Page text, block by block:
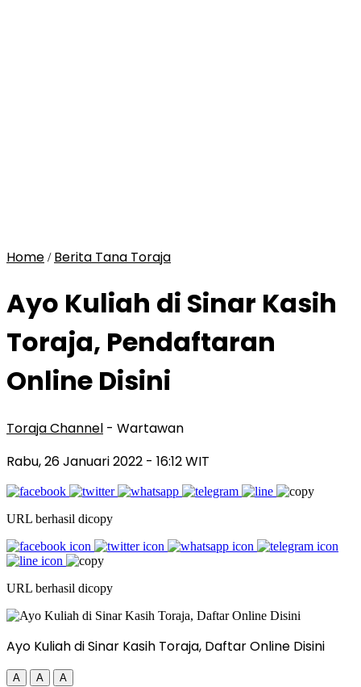
Home / Berita Tana Toraja
Ayo Kuliah di Sinar Kasih
Toraja, Pendaftaran
Online Disini
Toraja Channel - Wartawan
Rabu, 26 Januari 2022 - 16:12 WIT
URL berhasil dicopy
URL berhasil dicopy
Ayo Kuliah di Sinar Kasih Toraja, Daftar Online Disini
A A A